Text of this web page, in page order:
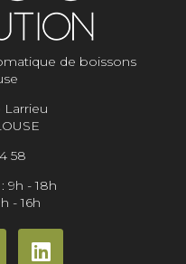
de boissons
Larrieu
58
9h - 18h
- 16h